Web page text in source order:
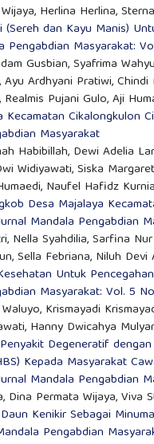
Herlina Herlina,
(Sereh dan Kayu Manis)
Pengabdian Masyarakat:
Gusbian, Syafrima
Ardhyani Pratiwi,
Pujani Gulo, Aji
Kecamatan Cikalongkulon
Masyarakat
Habibillah, Dewi Adelia
Widiyawati, Siska
Naufel Hafidz
Desa Majalaya
Mandala Pengabdian
Nella Syahdilia, Sarfina
Sella Febriana, Niluh
Untuk
Masyarakat: Vol. 5
Krismayadi
Hanny Dwicahya
Degeneratif
Kepada Masyarakat
Mandala Pengabdian
Dina Permata Wijaya, Viva
Kenikir Sebagai
Pengabdian